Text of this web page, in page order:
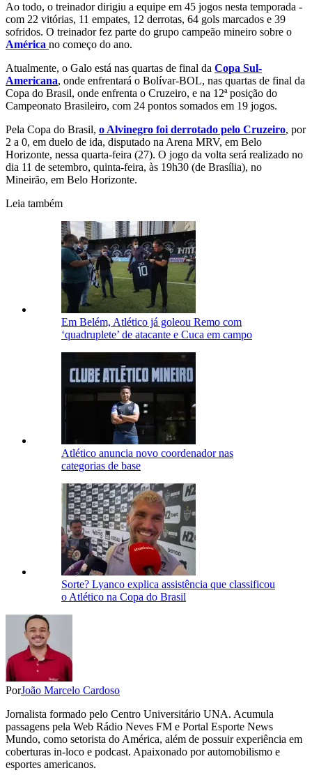
Ao todo, o treinador dirigiu a equipe em 45 jogos nesta temporada -
com 22 vitórias, 11 empates, 12 derrotas, 64 gols marcados e 39
sofridos. O treinador fez parte do grupo campeão mineiro sobre o
América no começo do ano.
Atualmente, o Galo está nas quartas de final da Copa Sul-
Americana, onde enfrentará o Bolívar-BOL, nas quartas de final da
Copa do Brasil, onde enfrenta o Cruzeiro, e na 12ª posição do
Campeonato Brasileiro, com 24 pontos somados em 19 jogos.
Pela Copa do Brasil, o Alvinegro foi derrotado pelo Cruzeiro, por
2 a 0, em duelo de ida, disputado na Arena MRV, em Belo
Horizonte, nessa quarta-feira (27). O jogo da volta será realizado no
dia 11 de setembro, quinta-feira, às 19h30 (de Brasília), no
Mineirão, em Belo Horizonte.
Leia também
Em Belém, Atlético já goleou Remo com
‘quadruplete’ de atacante e Cuca em campo
Atlético anuncia novo coordenador nas
categorias de base
Sorte? Lyanco explica assistência que classificou
o Atlético na Copa do Brasil
PorJoão Marcelo Cardoso
Jornalista formado pelo Centro Universitário UNA. Acumula
passagens pela Web Rádio Neves FM e Portal Esporte News
Mundo, como setorista do América, além de possuir experiência em
coberturas in-loco e podcast. Apaixonado por automobilismo e
esportes americanos.